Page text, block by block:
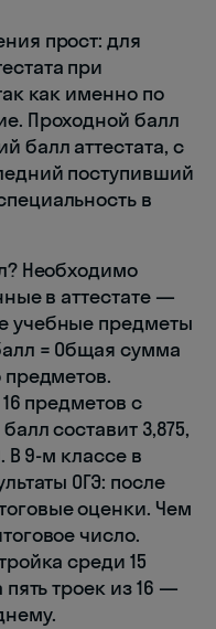
прост: для
при
как именно по
Проходной балл
балл аттестата, с
поступивший
в
Необходимо
в аттестате —
учебные предметы
= Общая сумма
предметов с
составит 3,875,
В 9-м классе в
ОГЭ: после
оценки. Чем
число.
среди 15
троек из 16 —